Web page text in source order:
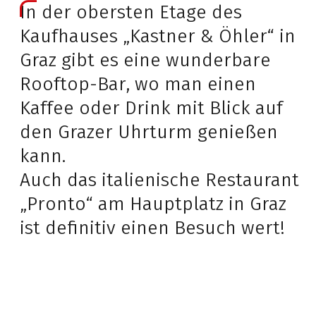
In der obersten Etage des
Kaufhauses „Kastner & Öhler“ in
Graz gibt es eine wunderbare
Rooftop-Bar, wo man einen
Kaffee oder Drink mit Blick auf
den Grazer Uhrturm genießen
kann.
Auch das italienische Restaurant
„Pronto“ am Hauptplatz in Graz
ist definitiv einen Besuch wert!